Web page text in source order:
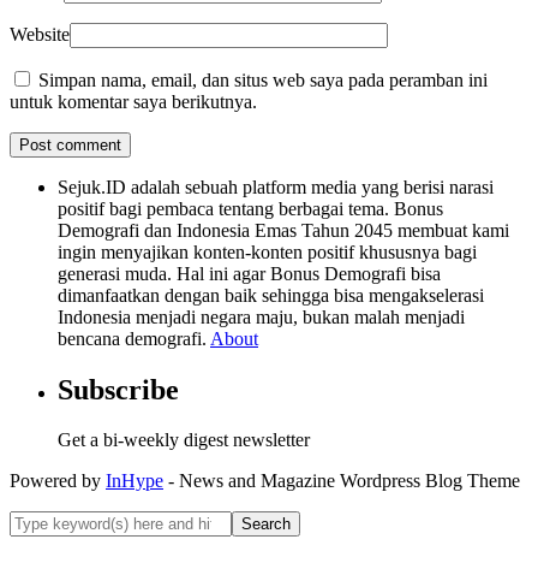
Website
Simpan nama, email, dan situs web saya pada peramban ini
untuk komentar saya berikutnya.
Sejuk.ID adalah sebuah platform media yang berisi narasi
positif bagi pembaca tentang berbagai tema. Bonus
Demografi dan Indonesia Emas Tahun 2045 membuat kami
ingin menyajikan konten-konten positif khususnya bagi
generasi muda. Hal ini agar Bonus Demografi bisa
dimanfaatkan dengan baik sehingga bisa mengakselerasi
Indonesia menjadi negara maju, bukan malah menjadi
bencana demografi. About
Subscribe
Get a bi-weekly digest newsletter
Powered by InHype - News and Magazine Wordpress Blog Theme